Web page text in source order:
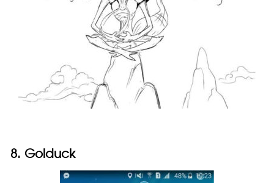
8. Golduck